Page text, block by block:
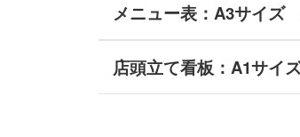
メニュー表：A3サイ
店頭立て看板：A1サ